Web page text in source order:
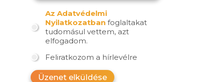
Az Adatvédelmi
Nyilatkozatban foglaltakat
tudomásul vettem, azt
elfogadom.
Feliratkozom a hírlevélre
Üzenet elküldése